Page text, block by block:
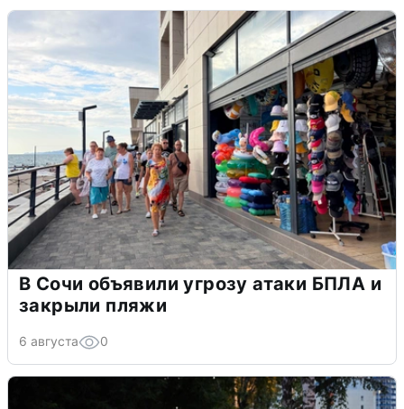
В Сочи объявили угрозу атаки БПЛА и
закрыли пляжи
6 августа 0